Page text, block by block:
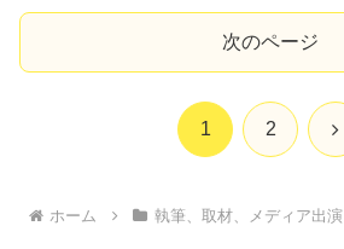
次のページ
1 2 次
ホーム 執筆、取材、メディア出演